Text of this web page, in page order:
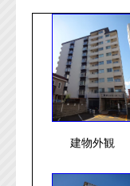
建物外観